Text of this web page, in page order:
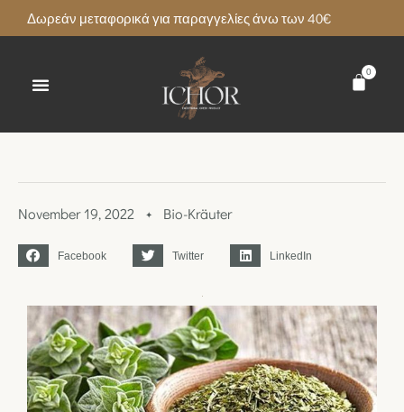
Δωρεάν μεταφορικά για παραγγελίες άνω των 40€
0
November 19, 2022 ✦ Bio-Kräuter
Facebook Twitter LinkedIn